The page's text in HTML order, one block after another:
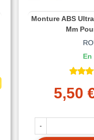
Monture ABS
Mm
5,50
-